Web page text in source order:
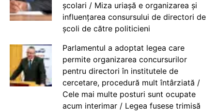
școlari / Miza uriașă e organizarea și
influențarea consursului de directori de
școli de către politicieni
Parlamentul a adoptat legea care
permite organizarea concursurilor
pentru directori în institutele de
cercetare, procedură mult întârziată /
Cele mai multe posturi sunt ocupate
acum interimar / Legea fusese trimisă